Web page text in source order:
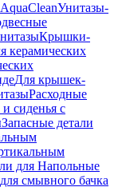
Унитазы-
Крышки-
керамических
Для крышек-
Расходные
сиденья с
Запасные детали
для Напольные
смывного бачка